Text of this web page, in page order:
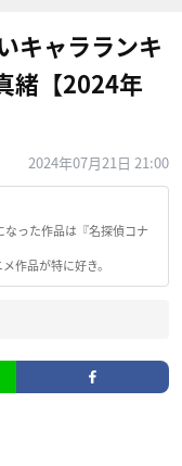
キャラランキ
緒【2024年
2024年07月21日 21:00
った作品は『名探偵コナ
作品が特に好き。